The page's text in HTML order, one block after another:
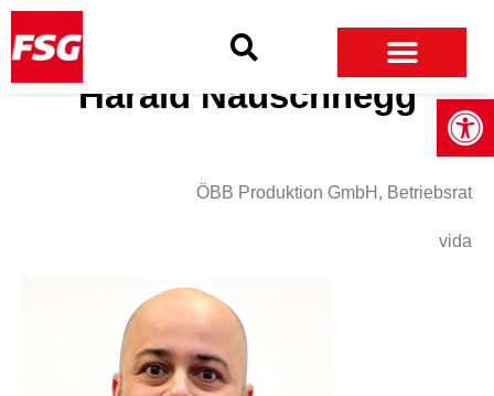
Skip
to
Content
Skip
to
navigation
Site
map
Harald Nauschnegg
ÖBB Produktion GmbH, Betriebsrat
vida